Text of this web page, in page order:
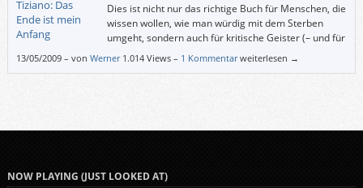
Dies ist nicht nur das richtige Buch für Menschen, die
wissen wollen, wie man würdig mit dem Sterben
umgeht, sondern auch für kritische Geister (– und für
solche, die an einem Crashkurs „Asien in der zweiten
13/05/2009– von Werner 1.014 Views – 1 Kommentar weiterlesen →
NOW PLAYING (JUST LOOKED AT)